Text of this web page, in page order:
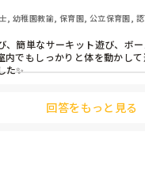
, 幼稚園教諭, 保育園, 公立保育園,
、簡単なサーキット遊び、ボ
内でもしっかりと体を動かし
た✨
回答をもっと見る